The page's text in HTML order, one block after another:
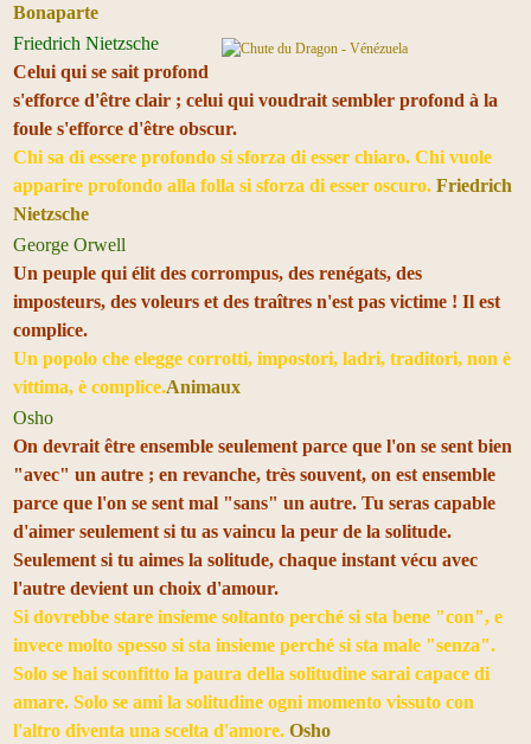
Bonaparte
Friedrich Nietzsche
Celui qui se sait profond
s'efforce d'être clair ; celui qui voudrait sembler profond à la
foule s'efforce d'être obscur.
Chi sa di essere profondo si sforza di esser chiaro. Chi vuole
apparire profondo alla folla si sforza di esser oscuro. Friedrich
Nietzsche
George Orwell
Un peuple qui élit des corrompus, des renégats, des
imposteurs, des voleurs et des traîtres n'est pas victime ! Il est
complice.
Un popolo che elegge corrotti, impostori, ladri, traditori, non è
vittima, è complice.Animaux
Osho
On devrait être ensemble seulement parce que l'on se sent bien
"avec" un autre ; en revanche, très souvent, on est ensemble
parce que l'on se sent mal "sans" un autre. Tu seras capable
d'aimer seulement si tu as vaincu la peur de la solitude.
Seulement si tu aimes la solitude, chaque instant vécu avec
l'autre devient un choix d'amour.
Si dovrebbe stare insieme soltanto perché si sta bene "con", e
invece molto spesso si sta insieme perché si sta male "senza".
Solo se hai sconfitto la paura della solitudine sarai capace di
amare. Solo se ami la solitudine ogni momento vissuto con
l'altro diventa una scelta d'amore. Osho